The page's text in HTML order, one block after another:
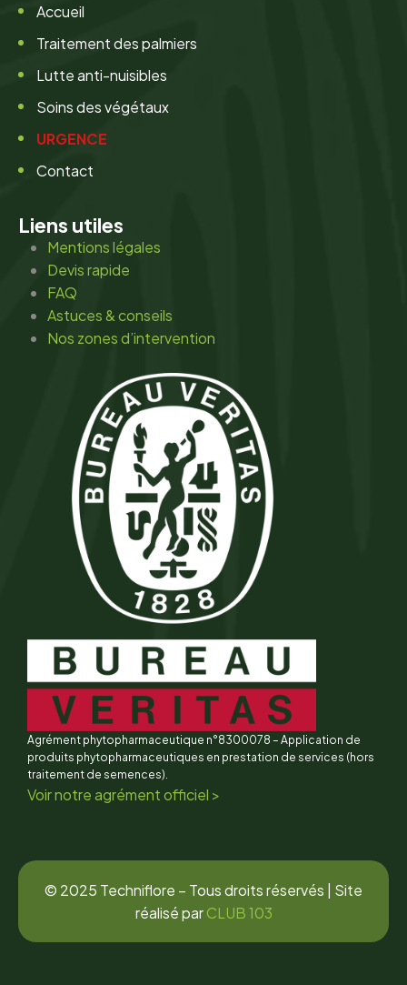
Accueil
Traitement des palmiers
Lutte anti-nuisibles
Soins des végétaux
URGENCE
Contact
Liens utiles
Mentions légales
Devis rapide
FAQ
Astuces & conseils
Nos zones d’intervention
Agrément phytopharmaceutique n°8300078 – Application de
produits phytopharmaceutiques en prestation de services (hors
traitement de semences).
Voir notre agrément officiel >
© 2025 Techniflore – Tous droits réservés | Site
réalisé parCLUB 103